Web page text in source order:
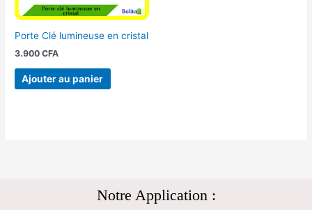
Porte Clé lumineuse en cristal
3.900CFA
Ajouter au panier
Notre Application :